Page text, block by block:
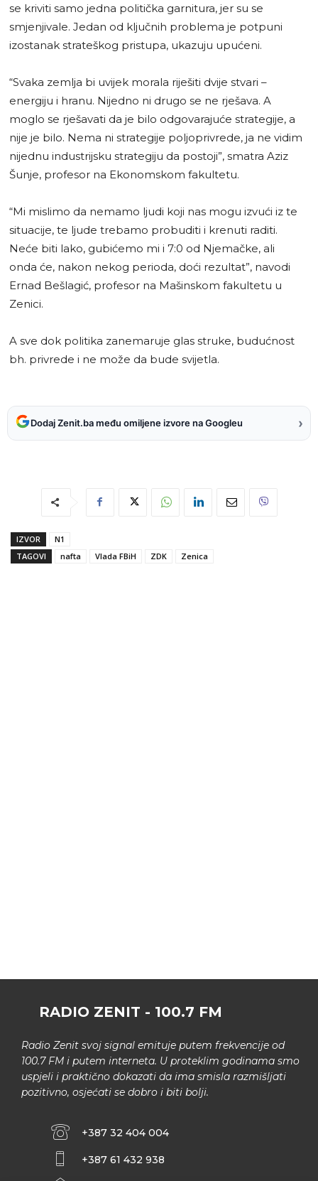
se kriviti samo jedna politička garnitura, jer su se
smjenjivale. Jedan od ključnih problema je potpuni
izostanak strateškog pristupa, ukazuju upućeni.
“Svaka zemlja bi uvijek morala riješiti dvije stvari –
energiju i hranu. Nijedno ni drugo se ne rješava. A
moglo se rješavati da je bilo odgovarajuće strategije, a
nije je bilo. Nema ni strategije poljoprivrede, ja ne vidim
nijednu industrijsku strategiju da postoji”, smatra Aziz
Šunje, profesor na Ekonomskom fakultetu.
“Mi mislimo da nemamo ljudi koji nas mogu izvući iz te
situacije, te ljude trebamo probuditi i krenuti raditi.
Neće biti lako, gubićemo mi i 7:0 od Njemačke, ali
onda će, nakon nekog perioda, doći rezultat”, navodi
Ernad Bešlagić, profesor na Mašinskom fakultetu u
Zenici.
A sve dok politika zanemaruje glas struke, budućnost
bh. privrede i ne može da bude svijetla.
Dodaj Zenit.ba među omiljene izvore na Googleu ›
IZVOR
N1
TAGOVI
nafta Vlada FBiH ZDK Zenica
RADIO ZENIT - 100.7 FM
Radio Zenit svoj signal emituje putem frekvencije od
100.7 FM i putem interneta. U proteklim godinama smo
uspjeli i praktično dokazati da ima smisla razmišljati
pozitivno, osjećati se dobro i biti bolji.
+387 32 404 004
+387 61 432 938